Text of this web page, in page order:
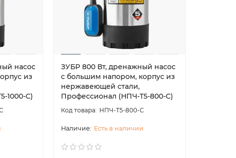
насос
из
1000-С)
ЗУБР 800 Вт, дренажный насос
с большим напором, корпус из
нержавеющей стали,
Профессионал (НПЧ-Т5-800-С)
НПЧ-Т5-800-С
Есть в наличии